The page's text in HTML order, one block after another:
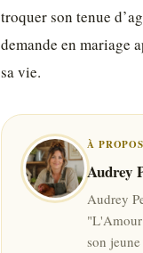
troquer son tenue
demande en mariage
sa vie.
À
Audrey
Audrey
"L'Amour
son